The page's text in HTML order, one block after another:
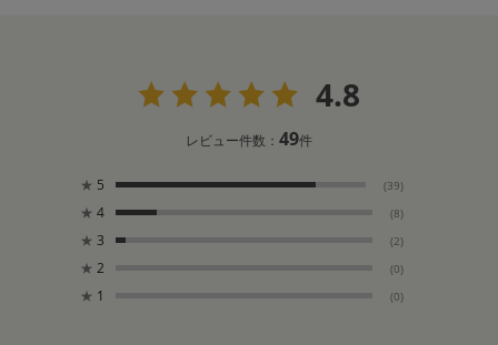
4.8
レビュー件数： 49件
★ 5 (39)
★ 4 (8)
★ 3 (2)
★ 2 (0)
★ 1 (0)